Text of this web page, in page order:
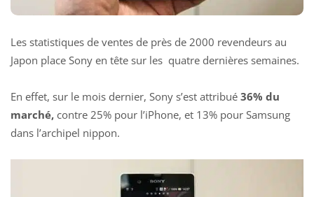
Les statistiques de ventes de près de 2000 revendeurs au
Japon place Sony en tête sur les quatre dernières semaines.
En effet, sur le mois dernier, Sony s’est attribué 36% du
marché, contre 25% pour l’iPhone, et 13% pour Samsung
dans l’archipel nippon.